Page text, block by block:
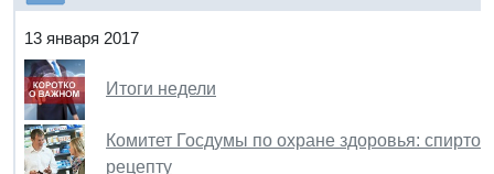
13 января 2017
Итоги недели
Комитет Госдумы по охране здоровья:
рецепту